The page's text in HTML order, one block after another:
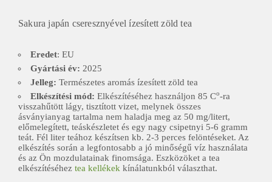
Sakura japán cseresznyével ízesített zöld tea
Eredet: EU
Gyártási év: 2025
Jelleg: Természetes aromás ízesített zöld tea
Elkészítési mód: Elkészítéséhez használjon 85 Co-ra
visszahűtött lágy, tisztított vizet, melynek összes
ásványianyag tartalma nem haladja meg az 50 mg/litert,
előmelegített, teáskészletet és egy nagy csipetnyi 5-6 gramm
teát. Fél liter teához készítsen kb. 2-3 perces felöntéseket. Az
elkészítés során a legfontosabb a jó minőségű víz használata
és az Ön mozdulatainak finomsága. Eszközöket a tea
elkészítéséhez tea kellékek kínálatunkból választhat.